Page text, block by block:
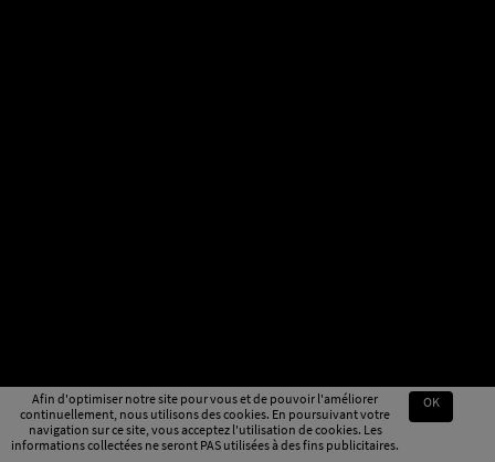
Afin d'optimiser notre site pour vous et de pouvoir l'améliorer
continuellement, nous utilisons des cookies. En poursuivant votre
navigation sur ce site, vous acceptez l'utilisation de cookies. Les
informations collectées ne seront PAS utilisées à des fins publicitaires.
OK